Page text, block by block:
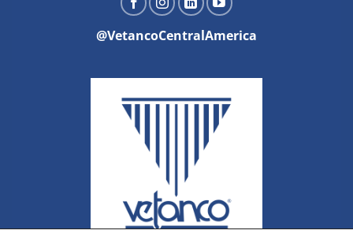
@VetancoCentralAmerica